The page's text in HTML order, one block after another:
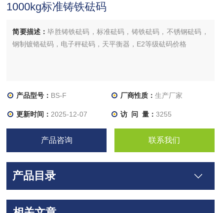
1000kg标准铸铁砝码
简要描述：毕胜铸铁砝码，标准砝码，铸铁砝码，不锈钢砝码，
钢制镀铬砝码，电子秤砝码，天平衡器，E2等级砝码价格
产品型号： BS-F 厂商性质： 生产厂家
更新时间： 2025-12-07 访 问 量： 3255
产品咨询 联系我们
产品目录